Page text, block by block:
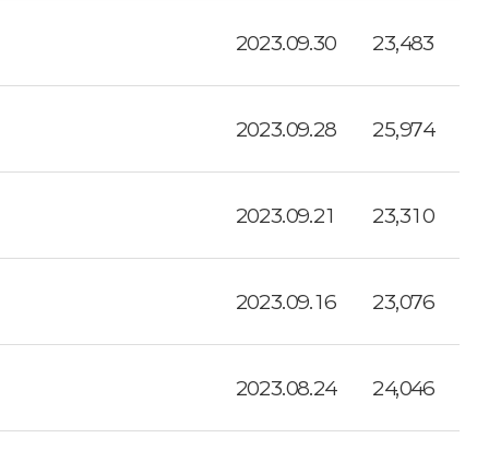
2023.09.30 23,483
2023.09.28 25,974
2023.09.21 23,310
2023.09.16 23,076
2023.08.24 24,046